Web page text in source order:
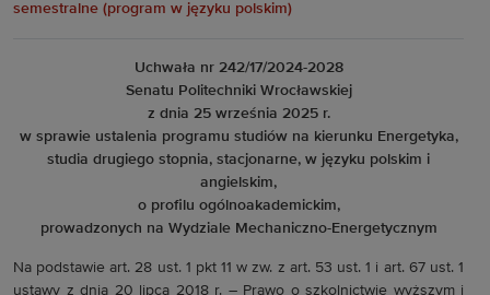
semestralne (program w języku polskim)
Uchwała nr 242/17/2024-2028
Senatu Politechniki Wrocławskiej
z dnia 25 września 2025 r.
w sprawie ustalenia programu studiów na kierunku Energetyka,
studia drugiego stopnia, stacjonarne, w języku polskim i
angielskim,
o profilu ogólnoakademickim,
prowadzonych na Wydziale Mechaniczno-Energetycznym
Na podstawie art. 28 ust. 1 pkt 11 w zw. z art. 53 ust. 1 i art. 67 ust. 1
ustawy z dnia 20 lipca 2018 r. – Prawo o szkolnictwie wyższym i